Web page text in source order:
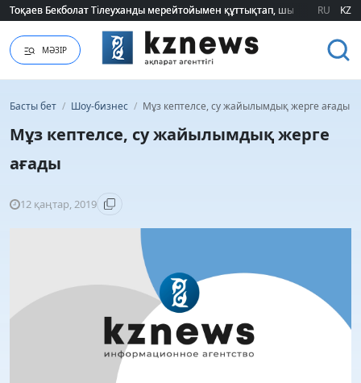
Тоқаев Бекболат Тілеуханды мерейтойымен құттықтап, шығармашылық
Тоқаев Бекболат Тілеуханды мерейтойымен құттықтап, шығармашылық
RU KZ
МӘЗІР
Басты бет / Шоу-бизнес / Мұз кептелсе, су жайылымдық жерге ағады
Мұз кептелсе, су жайылымдық жерге
ағады
12 қаңтар, 2019